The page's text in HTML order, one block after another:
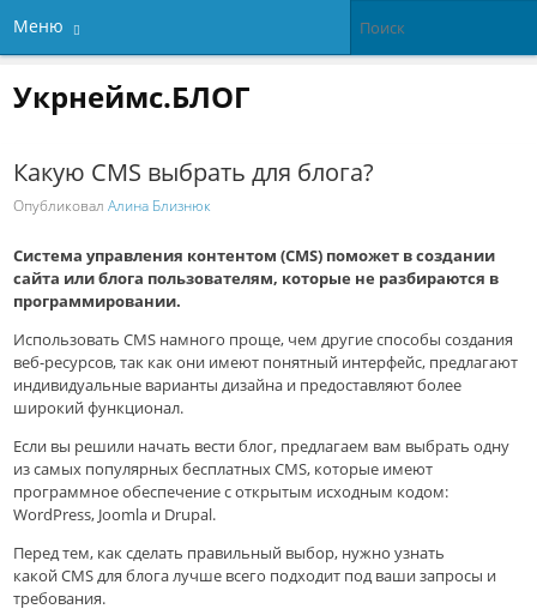
Меню
Укрнеймс.БЛОГ
Какую CMS выбрать для блога?
ОпубликовалАлина Близнюк
Система управления контентом (CMS) поможет в создании
сайта или блога пользователям, которые не разбираются в
программировании.
Использовать CMS намного проще, чем другие способы создания
веб-ресурсов, так как они имеют понятный интерфейс, предлагают
индивидуальные варианты дизайна и предоставляют более
широкий функционал.
Если вы решили начать вести блог, предлагаем вам выбрать одну
из самых популярных бесплатных CMS, которые имеют
программное обеспечение с открытым исходным кодом:
WordPress, Joomla и Drupal.
Перед тем, как сделать правильный выбор, нужно узнать
какой CMS для блога лучше всего подходит под ваши запросы и
требования.